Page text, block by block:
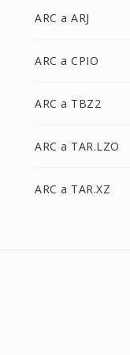
ARC a ARJ
ARC a CPIO
ARC a TBZ2
ARC a TAR.LZO
ARC a TAR.XZ